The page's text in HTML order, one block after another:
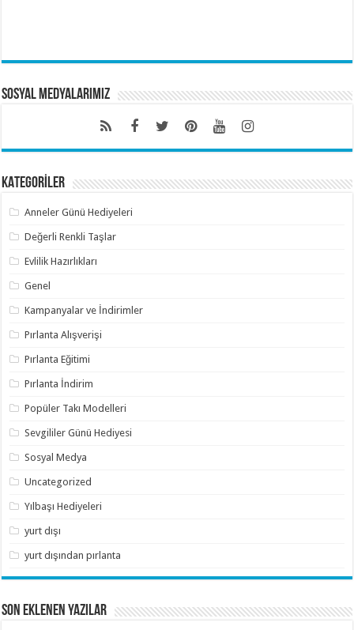
Sosyal Medyalarımız
KATEGORİLER
Anneler Günü Hediyeleri
Değerli Renkli Taşlar
Evlilik Hazırlıkları
Genel
Kampanyalar ve İndirimler
Pırlanta Alışverişi
Pırlanta Eğitimi
Pırlanta İndirim
Popüler Takı Modelleri
Sevgililer Günü Hediyesi
Sosyal Medya
Uncategorized
Yılbaşı Hediyeleri
yurt dışı
yurt dışından pırlanta
SON EKLENEN YAZILAR